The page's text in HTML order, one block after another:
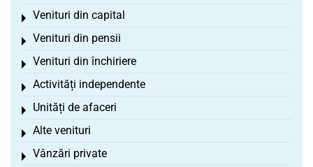
Venituri din capital
Toggle menu
Venituri din pensii
Toggle menu
Venituri din închiriere
Toggle menu
Activități independente
Toggle menu
Unități de afaceri
Toggle menu
Alte venituri
Toggle menu
Vânzări private
Toggle menu